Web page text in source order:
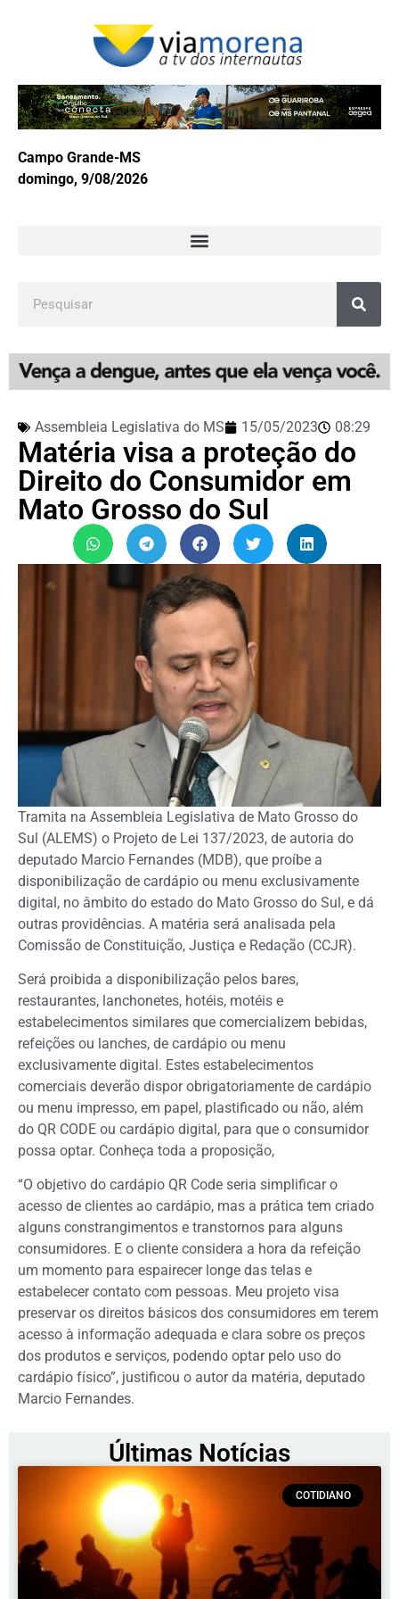
Campo Grande-MS
domingo, 9/08/2026
Assembleia Legislativa do MS 15/05/2023 08:29
Matéria visa a proteção do
Direito do Consumidor em
Mato Grosso do Sul
Tramita na Assembleia Legislativa de Mato Grosso do
Sul (ALEMS) o Projeto de Lei 137/2023, de autoria do
deputado Marcio Fernandes (MDB), que proíbe a
disponibilização de cardápio ou menu exclusivamente
digital, no âmbito do estado do Mato Grosso do Sul, e dá
outras providências. A matéria será analisada pela
Comissão de Constituição, Justiça e Redação (CCJR).
Será proibida a disponibilização pelos bares,
restaurantes, lanchonetes, hotéis, motéis e
estabelecimentos similares que comercializem bebidas,
refeições ou lanches, de cardápio ou menu
exclusivamente digital. Estes estabelecimentos
comerciais deverão dispor obrigatoriamente de cardápio
ou menu impresso, em papel, plastificado ou não, além
do QR CODE ou cardápio digital, para que o consumidor
possa optar. Conheça toda a proposição,
“O objetivo do cardápio QR Code seria simplificar o
acesso de clientes ao cardápio, mas a prática tem criado
alguns constrangimentos e transtornos para alguns
consumidores. E o cliente considera a hora da refeição
um momento para espairecer longe das telas e
estabelecer contato com pessoas. Meu projeto visa
preservar os direitos básicos dos consumidores em terem
acesso à informação adequada e clara sobre os preços
dos produtos e serviços, podendo optar pelo uso do
cardápio físico”, justificou o autor da matéria, deputado
Marcio Fernandes.
Últimas Notícias
COTIDIANO